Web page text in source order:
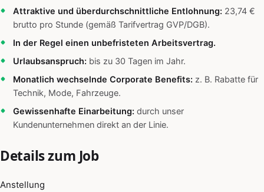
Attraktive und überdurchschnittliche Entlohnung: 23,74 €
brutto pro Stunde (gemäß Tarifvertrag GVP/DGB).
In der Regel einen unbefristeten Arbeitsvertrag.
Urlaubsanspruch: bis zu 30 Tagen im Jahr.
Monatlich wechselnde Corporate Benefits: z. B. Rabatte für
Technik, Mode, Fahrzeuge.
Gewissenhafte Einarbeitung: durch unser
Kundenunternehmen direkt an der Linie.
Details zum Job
Anstellung